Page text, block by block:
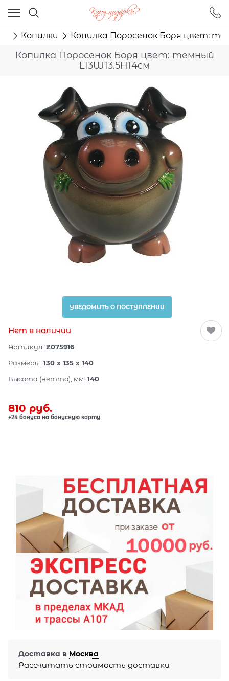
Копилки Копилка Поросенок Боря цвет:
Копилка Поросенок Боря цвет: темный
L13W13.5H14см
УВЕДОМИТЬ О ПОСТУПЛЕНИИ
Нет в наличии
Артикул: Z075916
Размеры: 130 x 135 x 140
Высота (нетто), мм: 140
810 руб.
+24 бонуса на бонусную карту
Доставка в Москва
Рассчитать стоимость доставки
Ваш город - Москва,
угадали?
ДА НЕТ